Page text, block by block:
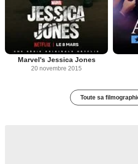
Marvel's Jessica Jones
20 novembre 2015
Toute sa